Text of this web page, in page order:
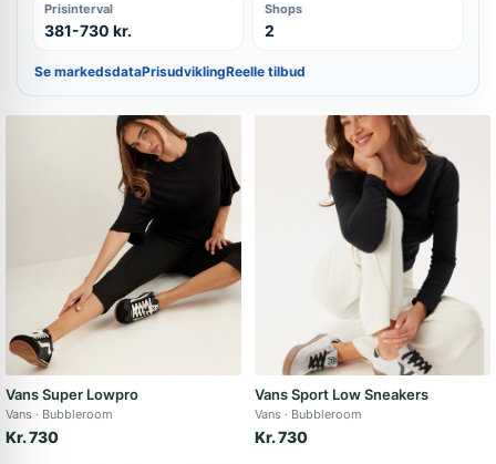
Prisinterval
381-730 kr.
Shops
2
Se markedsdataPrisudviklingReelle tilbud
Vans Super Lowpro
Vans Bubbleroom
Kr. 730
Vans Sport Low Sneakers
Vans Bubbleroom
Kr. 730